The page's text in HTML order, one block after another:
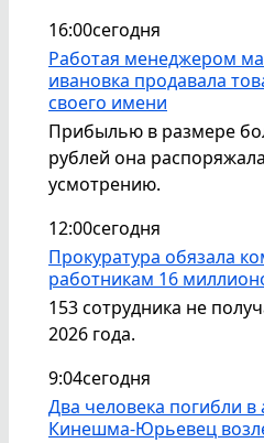
16:00сегодня
Работая менеджером
ивановка продавала
своего имени
Прибылью в размере
рублей она
усмотрению.
12:00сегодня
Прокуратура обязала
работникам 16
153 сотрудника не
2026 года.
9:04сегодня
Два человека погибли
Кинешма-Юрьевец